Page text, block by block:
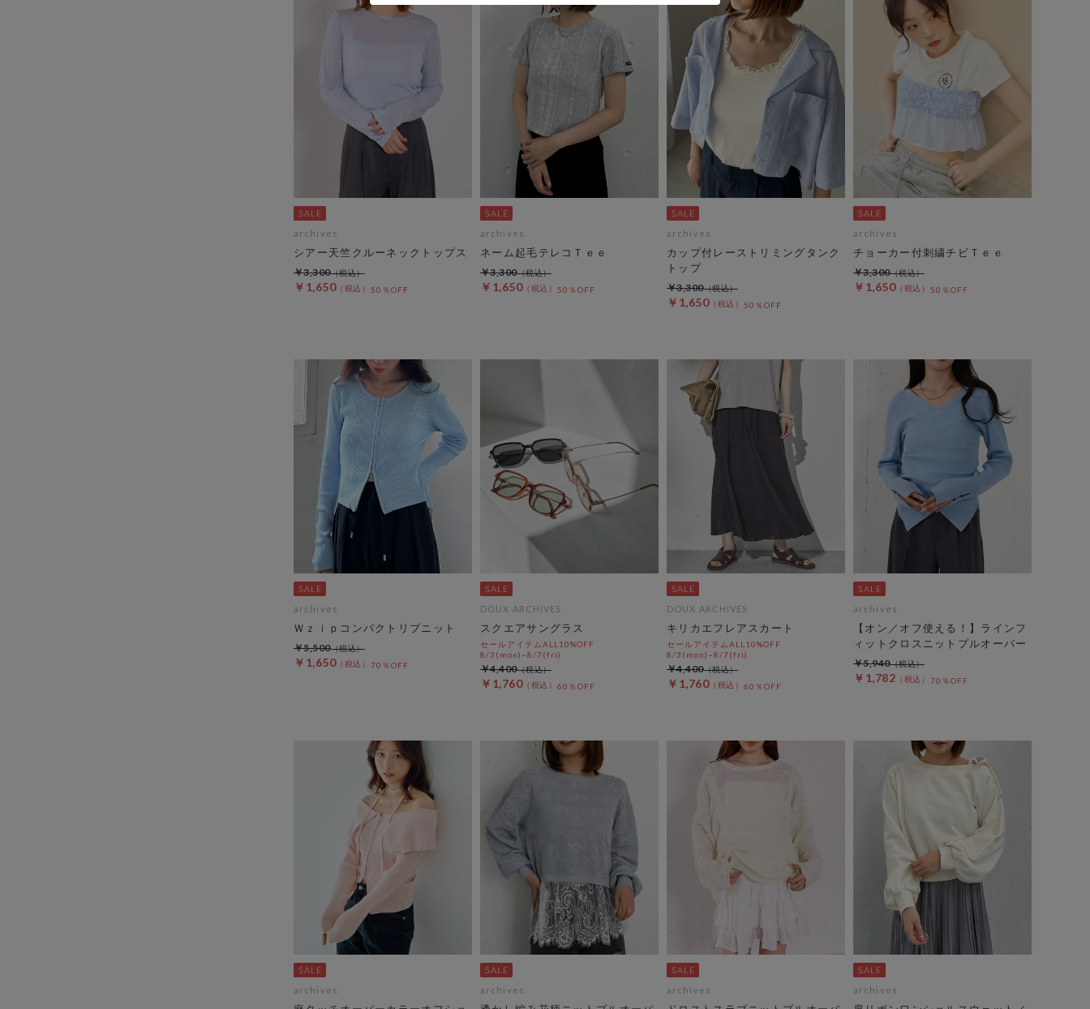
archives
シアー天竺クルーネックトップス
￥1,650 50％OFF
￥3,300
archives
ネーム起毛テレコＴｅｅ
￥1,650 50％OFF
￥3,300
archives
カップ付レーストリミングタンク
トップ
￥1,650 50％OFF
￥3,300
archives
チョーカー付刺繍チビＴｅｅ
￥1,650 50％OFF
￥3,300
archives
Ｗｚｉｐコンパクトリブニット
￥1,650 70％OFF
￥5,500
DOUX ARCHIVES
スクエアサングラス
セールアイテムALL10%OFF
8/3(mon)~8/7(fri)
￥1,760 60％OFF
￥4,400
DOUX ARCHIVES
キリカエフレアスカート
セールアイテムALL10%OFF
8/3(mon)~8/7(fri)
￥1,760 60％OFF
￥4,400
archives
【オン／オフ使える！】ラインフ
ィットクロスニットプルオーバー
￥1,782 70％OFF
￥5,940
archives archives archives archives